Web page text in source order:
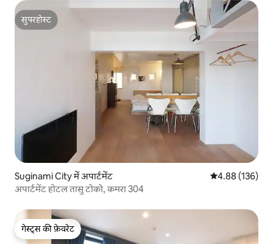
सुपरहोस्ट
सुपरहोस्ट
Suginami City में अपार्टमेंट औसत रेटिंग 5 में से
4.88 (136)
अपार्टमेंट होटल तासु टोको, कमरा 304
गेस्ट्स की फ़ेवरेट
गेस्ट्स की फ़ेवरेट